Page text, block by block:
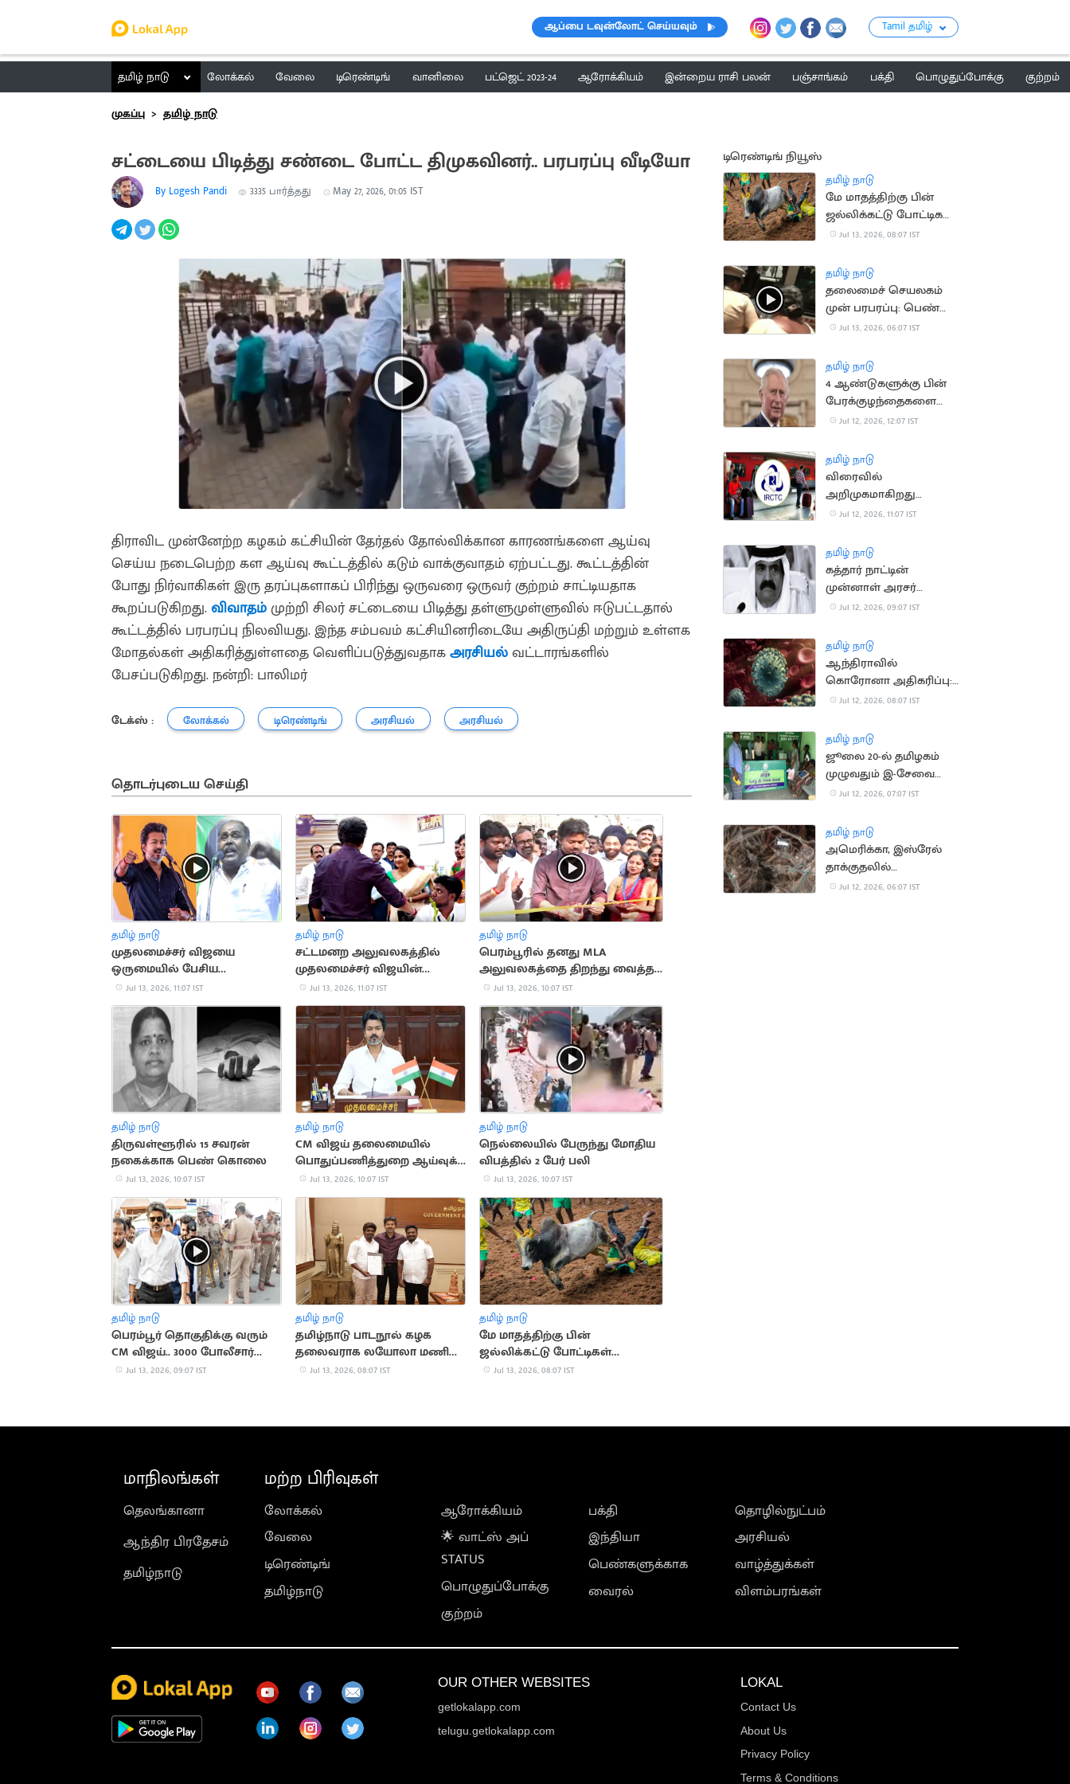
ஆப்பை டவுன்லோட் செய்யவும் Tamil தமிழ்
தமிழ் நாடு லோக்கல் வேலை டிரெண்டிங் வானிலை பட்ஜெட் 2023-24 ஆரோக்கியம் இன்றைய ராசி பலன் பஞ்சாங்கம் பக்தி பொழுதுப்போக்கு
குற்றம்
முகப்பு
தமிழ் நாடு
சட்டையை பிடித்து சண்டை போட்ட திமுகவினர்.. பரபரப்பு வீடியோ
By Logesh Pandi 3335 பார்த்தது May 27, 2026, 01:05 IST
திராவிட முன்னேற்ற கழகம் கட்சியின் தேர்தல் தோல்விக்கான காரணங்களை ஆய்வு
செய்ய நடைபெற்ற கள ஆய்வு கூட்டத்தில் கடும் வாக்குவாதம் ஏற்பட்டது. கூட்டத்தின்
போது நிர்வாகிகள் இரு தரப்புகளாகப் பிரிந்து ஒருவரை ஒருவர் குற்றம் சாட்டியதாக
கூறப்படுகிறது.விவாதம்முற்றி சிலர் சட்டையை பிடித்து தள்ளுமுள்ளுவில் ஈடுபட்டதால்
கூட்டத்தில் பரபரப்பு நிலவியது. இந்த சம்பவம் கட்சியினரிடையே அதிருப்தி மற்றும் உள்ளக
மோதல்கள் அதிகரித்துள்ளதை வெளிப்படுத்துவதாகஅரசியல்வட்டாரங்களில்
பேசப்படுகிறது. நன்றி: பாலிமர்
டேக்ஸ் : லோக்கல் டிரெண்டிங் அரசியல் அரசியல்
தொடர்புடைய செய்தி
தமிழ் நாடு
முதலமைச்சர் விஜயை
ஒருமையில் பேசிய
ஆர்.பி.உதயகுமார்
Jul 13, 2026, 11:07 IST
தமிழ் நாடு
சட்டமனற அலுவலகத்தில்
முதலமைச்சர் விஜயின்
நெகிழ்ச்சி செயல்
Jul 13, 2026, 11:07 IST
தமிழ் நாடு
பெரம்பூரில் தனது MLA
அலுவலகத்தை திறந்து வைத்த
முதலமைச்சர் விஜய்
Jul 13, 2026, 10:07 IST
தமிழ் நாடு
திருவள்ளூரில் 15 சவரன்
நகைக்காக பெண் கொலை
Jul 13, 2026, 10:07 IST
தமிழ் நாடு
CM விஜய் தலைமையில்
பொதுப்பணித்துறை ஆய்வுக்
கூட்டம்
Jul 13, 2026, 10:07 IST
தமிழ் நாடு
நெல்லையில் பேருந்து மோதிய
விபத்தில் 2 பேர் பலி
Jul 13, 2026, 10:07 IST
தமிழ் நாடு
பெரம்பூர் தொகுதிக்கு வரும்
CM விஜய்.. 3000 போலீசார்
குவிப்பு
Jul 13, 2026, 09:07 IST
தமிழ் நாடு
தமிழ்நாடு பாடநூல் கழக
தலைவராக லயோலா மணி
நியமனம்
Jul 13, 2026, 08:07 IST
தமிழ் நாடு
மே மாதத்திற்கு பின்
ஜல்லிக்கட்டு போட்டிகள்
நடத்தக்கூடாது.. நீதிமன்றம்
Jul 13, 2026, 08:07 IST
டிரெண்டிங் நியூஸ்
தமிழ் நாடு
மே மாதத்திற்கு பின்
ஜல்லிக்கட்டு போட்டிகள்
நடத்தக்கூடாது..
Jul 13, 2026, 08:07 IST
தமிழ் நாடு
தலைமைச் செயலகம்
முன் பரபரப்பு: பெண்
தற்கொலை முயற்சி!
Jul 13, 2026, 06:07 IST
தமிழ் நாடு
4 ஆண்டுகளுக்கு பின்
பேரக்குழந்தைகளை
சந்தித்த இங்கிலாந்து
Jul 12, 2026, 12:07 IST
தமிழ் நாடு
விரைவில்
அறிமுகமாகிறது
மேம்படுத்தப்பட்ட புதிய
இணையதளம்
Jul 12, 2026, 11:07 IST
தமிழ் நாடு
கத்தார் நாட்டின்
முன்னாள் அரசர்
காலமானார்
Jul 12, 2026, 09:07 IST
தமிழ் நாடு
ஆந்திராவில்
கொரோனா அதிகரிப்பு:
சுகாதாரத் துறைக்கு
Jul 12, 2026, 08:07 IST
தமிழ் நாடு
ஜூலை 20-ல் தமிழகம்
முழுவதும் இ-சேவை
மையங்கள் மூடல்
Jul 12, 2026, 07:07 IST
தமிழ் நாடு
அமெரிக்கா, இஸ்ரேல்
தாக்குதலில்
சேதமடைந்த அணுசக்தி
Jul 12, 2026, 06:07 IST
மாநிலங்கள்
தெலங்கானா
ஆந்திர பிரதேசம்
தமிழ்நாடு
மற்ற பிரிவுகள்
லோக்கல்
வேலை
டிரெண்டிங்
தமிழ்நாடு
ஆரோக்கியம்
🌟 வாட்ஸ் அப்
STATUS
பொழுதுப்போக்கு
குற்றம்
பக்தி
இந்தியா
பெண்களுக்காக
வைரல்
தொழில்நுட்பம்
அரசியல்
வாழ்த்துக்கள்
விளம்பரங்கள்
OUR OTHER WEBSITES
getlokalapp.com
telugu.getlokalapp.com
LOKAL
Contact Us
About Us
Privacy Policy
Terms & Conditions